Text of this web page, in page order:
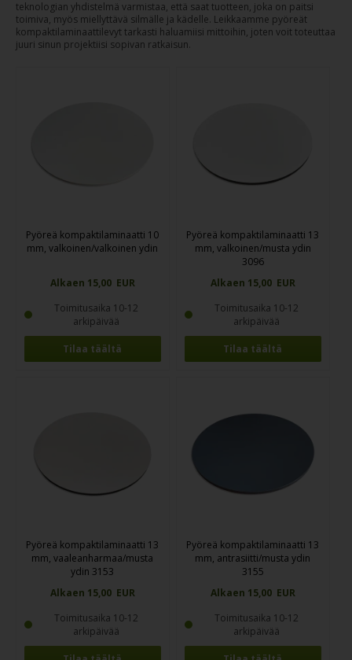
teknologian yhdistelmä varmistaa, että saat tuotteen, joka on paitsi
toimiva, myös miellyttävä silmälle ja kädelle. Leikkaamme pyöreät
kompaktilaminaattilevyt tarkasti haluamiisi mittoihin, joten voit toteuttaa
juuri sinun projektiisi sopivan ratkaisun.
Pyöreä kompaktilaminaatti 10
mm, valkoinen/valkoinen ydin
Alkaen 15,00 EUR
Toimitusaika 10-12
arkipäivää
Tilaa täältä
Pyöreä kompaktilaminaatti 13
mm, valkoinen/musta ydin
3096
Alkaen 15,00 EUR
Toimitusaika 10-12
arkipäivää
Tilaa täältä
Pyöreä kompaktilaminaatti 13
mm, vaaleanharmaa/musta
ydin 3153
Alkaen 15,00 EUR
Toimitusaika 10-12
arkipäivää
Pyöreä kompaktilaminaatti 13
mm, antrasiitti/musta ydin
3155
Alkaen 15,00 EUR
Toimitusaika 10-12
arkipäivää